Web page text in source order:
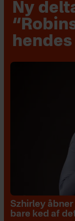
Ny
Szhirley
bare ked af